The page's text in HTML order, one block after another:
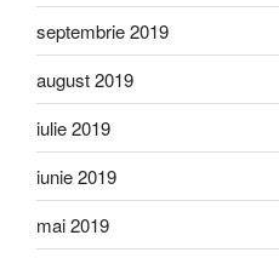
septembrie 2019
august 2019
iulie 2019
iunie 2019
mai 2019